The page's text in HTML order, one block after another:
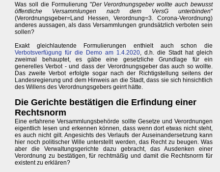
Was soll die Formulierung "Der Verordnungsgeber wollte auch bewusst
öffentliche Versammlungen nach dem VersG unterbinden"
(Verordnungsgeber=Land Hessen, Verordnung=3. Corona-Verordnung)
anderes aussagen, als dass Versammlungen grundsätzlich verboten sein
sollen?
Exakt gleichlautende Formulierungen enthielt auch schon die
Verbotsverfügung für die Demo am 1.4.2020, d.h. die Stadt hat gleich
zweimal behauptet, es gäbe eine gesetzliche Grundlage für ein
generelles Verbot - und dass der Verordnungsgeber das auch so wollte.
Das zweite Verbot erfolgte sogar nach der Richtigstellung seitens der
Landesregierung und dem Hinweis an die Stadt, dass sie sich hinsichtlich
des Willens des Verordnungsgebers geirrt hätte.
Die Gerichte bestätigen die Erfindung einer
Rechtsnorm
Eine erfahrene Versammlungsbehörde sollte Gesetze und Verordnungen
eigentlich lesen und erkennen können, dass wenn dort etwas nicht steht,
es auch nicht gilt. Angesichts des Verlaufs der Auseinandersetzung kann
hier noch politischer Wille unterstellt werden, das Recht zu beugen. Was
aber die Verwaltungsgerichte dazu gebracht, das Ausdenken einer
Verordnung zu bestätigen, für rechtmäßig und damit die Rechtsnorm für
existent zu erklären?